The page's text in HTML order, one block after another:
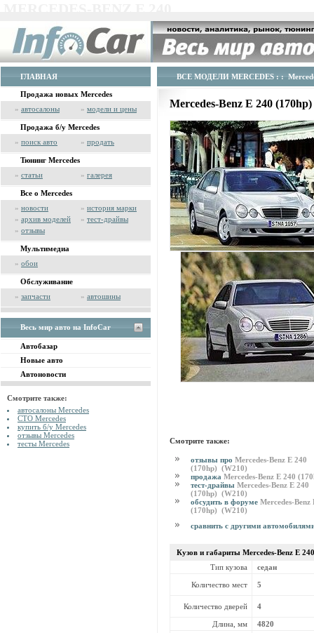
ГЛАВНАЯ
Продажа новых Mercedes
» автосалоны » модели и цены
Продажа б/у Mercedes
» поиск авто » продать
Тюнинг Mercedes
» статьи » галерея
Все о Mercedes
» новости » история марки
» архив моделей » тест-драйвы
» отзывы
Мультимедиа
» обои
Обслуживание
» запчасти » автошины
Весь мир авто на InfoCar
Автобазар
Новые авто
Автоновости
Смотрите также:
автосалоны Mercedes
СТО Mercedes
купить б/у Mercedes
отзывы Mercedes
тесты Mercedes
ВСЕ МОДЕЛИ MERCEDES : :
Mercedes-Benz E 240
Смотрите также:
отзывы про Mercedes-Benz E 240
(170hp) (W210)
продажа Mercedes-Benz E 240
тест-драйвы Mercedes-Benz E 240
(170hp) (W210)
обсудить в форуме Mercedes-Benz
(170hp) (W210)
сравнить с другими
Кузов и габариты Mercedes-Benz E
Тип кузова
седан
Количество мест 5
Количество дверей 4
Длина, мм 4820